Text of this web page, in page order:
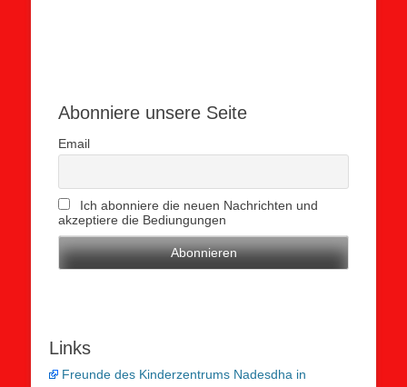
Abonniere unsere Seite
Email
Ich abonniere die neuen Nachrichten und
akzeptiere die Bediungungen
Links
Freunde des Kinderzentrums Nadesdha in